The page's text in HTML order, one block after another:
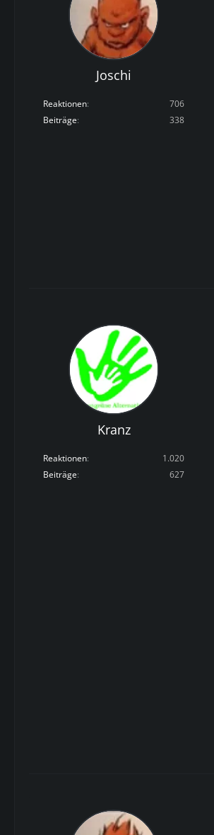
Joschi
Reaktionen
706
Beiträge
338
Kranz
Reaktionen
1.020
Beiträge
627